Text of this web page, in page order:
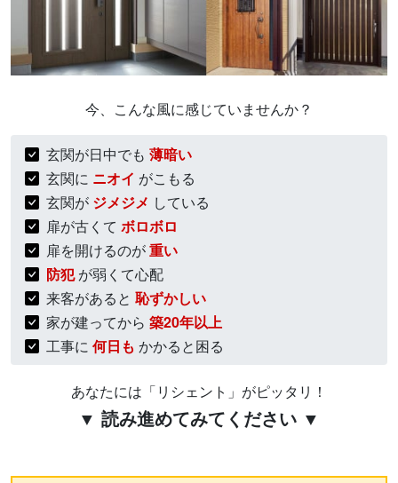
今、こんな風に感じていませんか？
玄関が日中でも 薄暗い
玄関に ニオイ がこもる
玄関が ジメジメ している
扉が古くて ボロボロ
扉を開けるのが重い
防犯が弱くて心配
来客があると 恥ずかしい
家が建ってから 築20年以上
工事に 何日も かかると困る
あなたには「リシェント」がピッタリ！
▼ 読み進めてみてください ▼